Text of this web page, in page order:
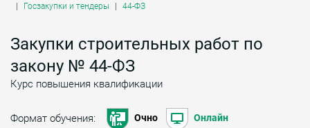
Госзакупки и тендеры
44-ФЗ
Закупки строительных работ по
закону № 44-ФЗ
Курс повышения квалификации
Формат обучения: Очно Онлайн
Даю согласие на обработку персональных